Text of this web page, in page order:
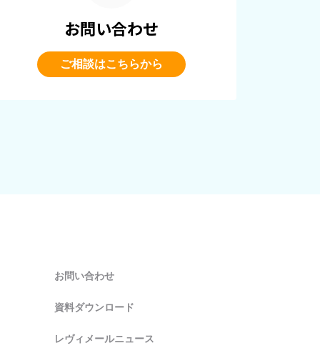
お問い合わせ
ご相談はこちらから
お問い合わせ
資料ダウンロード
レヴィメールニュース